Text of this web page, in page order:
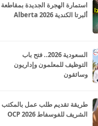
استمارة الهجرة الجديدة بمقاطعة
ألبرتا الكندية Alberta 2026
السعودية 2026.. فتح باب
التوظيف للمعلمون وإداريون
وسائقون
طريقة تقديم طلب عمل بالمكتب
الشريف للفوسفاط OCP 2026